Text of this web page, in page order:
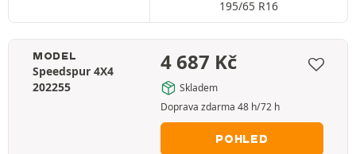
195/65 R16
MODEL
Speedspur 4X4
202255
4 687 Kč
Skladem
Doprava zdarma 48 h/72 h
POHLED